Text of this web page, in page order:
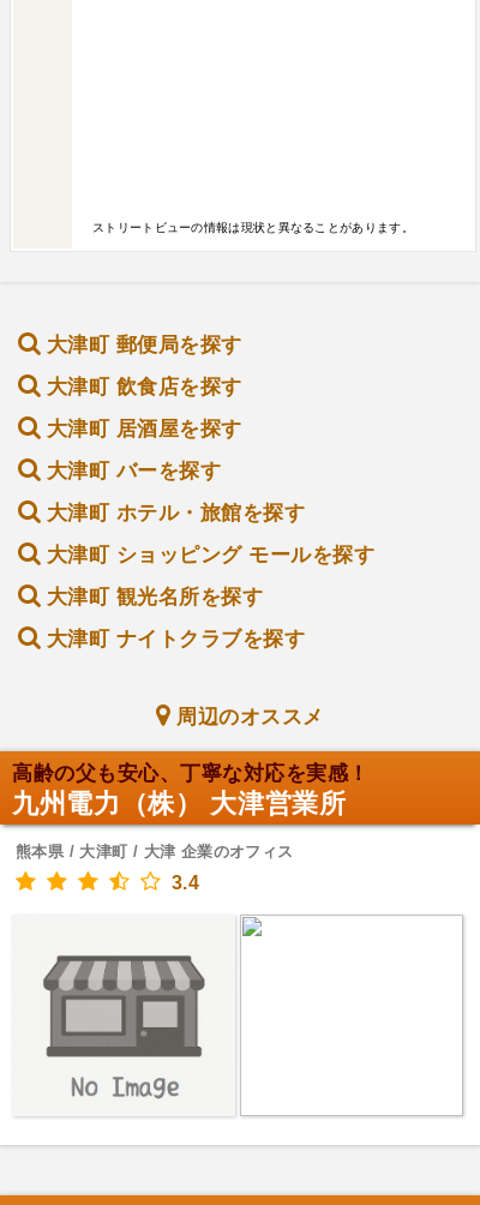
ストリートビューの情報は現状と異なることがあります。
大津町 郵便局を探す
大津町 飲食店を探す
大津町 居酒屋を探す
大津町 バーを探す
大津町 ホテル・旅館を探す
大津町 ショッピング モールを探す
大津町 観光名所を探す
大津町 ナイトクラブを探す
周辺のオススメ
高齢の父も安心、丁寧な対応を実感！
九州電力（株） 大津営業所
熊本県 / 大津町 / 大津 企業のオフィス
3.4